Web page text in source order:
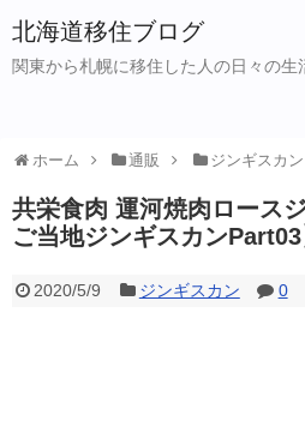
北海道移住ブログ
関東から札幌に移住した人の日々の
ホーム 通販 ジンギスカン
共栄食肉 運河焼肉ロース
ご当地ジンギスカンPart03
2020/5/9 ジンギスカン 0